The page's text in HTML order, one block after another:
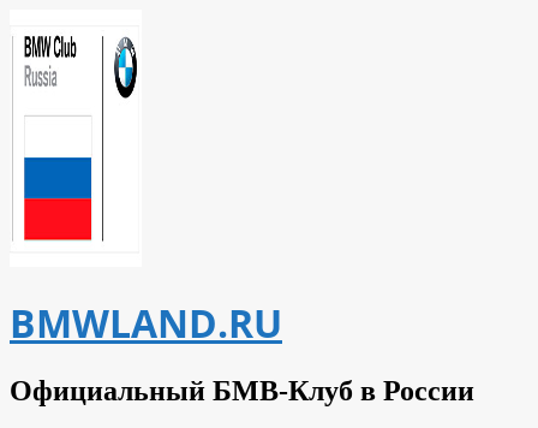
к
содержимому
BMWLAND.RU
Официальный БМВ-Клуб в России